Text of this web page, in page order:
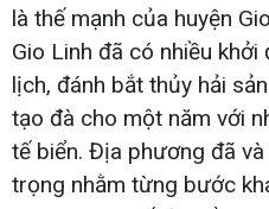
là thế mạnh của huyện
Gio Linh đã có nhiều
lịch, đánh bắt thủy hải
tạo đà cho một năm với
tế biển. Địa phương đã
trọng nhằm từng bước